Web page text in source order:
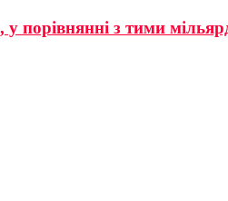
у порівнянні з тими